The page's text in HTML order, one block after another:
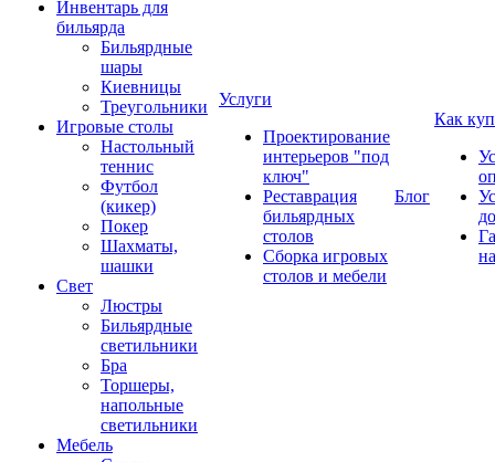
Инвентарь для
бильярда
Бильярдные
шары
Киевницы
Треугольники
Игровые столы
Настольный
теннис
Футбол
(кикер)
Покер
Шахматы,
шашки
Свет
Люстры
Бильярдные
светильники
Бра
Торшеры,
напольные
светильники
Мебель
Услуги
Проектирование
интерьеров "под
ключ"
Реставрация
бильярдных
столов
Сборка игровых
столов и мебели
Блог
Как